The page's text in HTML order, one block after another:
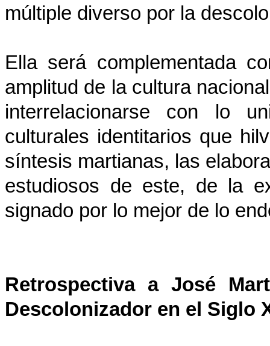
múltiple diverso por la
Ella será complementada
amplitud de la cultura
interrelacionarse con lo
culturales identitarios que
síntesis martianas, las
estudiosos de este, de la
signado por lo mejor de lo
Retrospectiva a José
Descolonizador en el Siglo